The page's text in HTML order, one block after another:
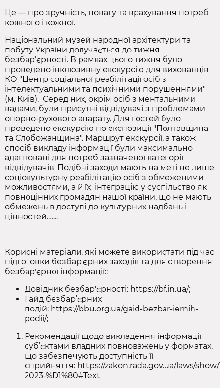
Це — про зручність, повагу та врахування потреб
кожного і кожної.
Національний музей народної архітектури та
побуту України долучається до тижня
безбар’єрності. В рамках цього тижня було
проведено інклюзивну екскурсію для вихованців
КО "Центр соціальної реабілітації осіб з
інтелектуальними та психічними порушеннями"
(м. Киів). Серед них, окрім осіб з ментальними
вадами, були присутні відвідувачі з проблемами
опорно-рухового апарату. Для гостей було
проведено екскурсію по експозиції "Полтавщина
та Слобожанщина". Маршрут екскурсії, а також
спосіб викладу інформації були максимально
адаптовані для потреб зазначеної категорії
відвідувачів. Подібні заходи мають на меті не лише
соціокультурну реабілітацію осіб з обмеженими
можливостями, а й їх інтеграцію у суспільство як
повноцінних громадян нашої країни, що не мають
обмежень в доступі до культурних надбань і
цінностей.……
Корисні матеріали, які можете використати під час
підготовки безбарʼєрних заходів та для створення
безбарʼєрної інформації::
Довідник безбар'єрності: https://bf.in.ua/;
Гайд безбар’єрних
подій: https://bbu.org.ua/gaid-bezbar-iernih-
podii/;
Рекомендації щодо викладення інформації
суб’єктами владних повноважень у форматах,
що забезпечують доступність її
сприйняття: https://zakon.rada.gov.ua/laws/
2023-%D1%80#Text